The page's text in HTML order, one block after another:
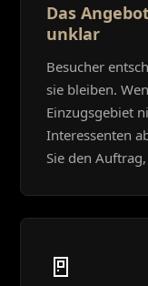
Das
unklar
Besucher
sie bleiben.
Einzugsgebiet
Interessenten
Sie den
🚪